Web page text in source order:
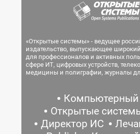
«Открытые системы» - ведущее
издательство, выпускающее
для профессионалов и активных
сфере ИТ, цифровых устройств,
медицины и полиграфии, журналы
Открытые
Директор ИС